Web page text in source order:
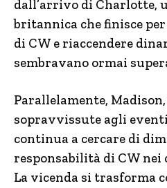
dall’arrivo di Charlotte,
britannica che finisce
di CW e riaccendere
sembravano ormai
Parallelamente,
sopravvissute agli
continua a cercare di
responsabilità di CW nei
La vicenda si trasforma